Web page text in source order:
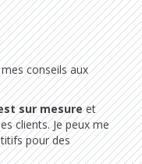
conseils aux
sur mesureet
clients. Je peux me
pour des